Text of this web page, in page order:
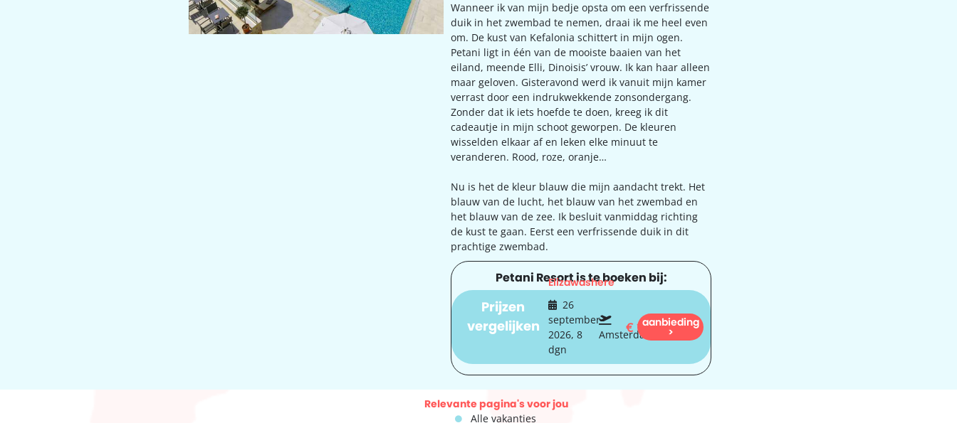
Wanneer ik van mijn bedje opsta om een verfrissende
duik in het zwembad te nemen, draai ik me heel even
om. De kust van Kefalonia schittert in mijn ogen.
Petani ligt in één van de mooiste baaien van het
eiland, meende Elli, Dinoisis’ vrouw. Ik kan haar alleen
maar geloven. Gisteravond werd ik vanuit mijn kamer
verrast door een indrukwekkende zonsondergang.
Zonder dat ik iets hoefde te doen, kreeg ik dit
cadeautje in mijn schoot geworpen. De kleuren
wisselden elkaar af en leken elke minuut te
veranderen. Rood, roze, oranje…
Nu is het de kleur blauw die mijn aandacht trekt. Het
blauw van de lucht, het blauw van het zwembad en
het blauw van de zee. Ik besluit vanmiddag richting
de kust te gaan. Eerst een verfrissende duik in dit
prachtige zwembad.
Petani Resort is te boeken bij:
Elizawashere
Prijzen
vergelijken
26
september
2026, 8
dgn
Amsterdam
€1.097
aanbieding
>
Relevante pagina's voor jou
Alle vakanties